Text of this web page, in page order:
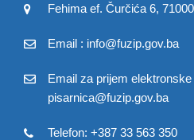
Fehima ef. Čurčića 6,
Email : info@fuzip.gov.ba
Email za prijem elektronske
pisarnica@fuzip.gov.ba
Telefon: +387 33 563 350